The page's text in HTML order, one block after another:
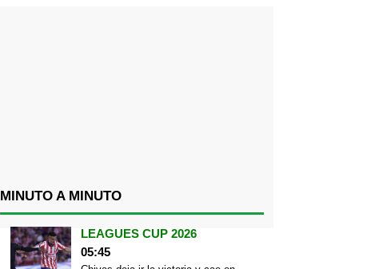
MINUTO A MINUTO
LEAGUES CUP 2026
05:45